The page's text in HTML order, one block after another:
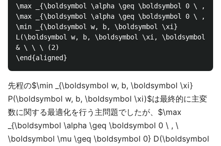
\max _{\boldsymbol \alpha \geq \boldsymbol 0 \ , \
\max _{\boldsymbol \alpha \geq \boldsymbol 0 \ , \
\min _{\boldsymbol w, b, \boldsymbol \xi}
L(\boldsymbol w, b, \boldsymbol \xi, \boldsymbol
& \ \ \ (2)
先程の$\min _{\boldsymbol w, b, \boldsymbol \xi}
P(\boldsymbol w, b, \boldsymbol \xi)$は最終的に主変
数に関する最適化を行う主問題でしたが、$\max
_{\boldsymbol \alpha \geq \boldsymbol 0 \ , \
\boldsymbol \mu \geq \boldsymbol 0} D(\boldsymbol